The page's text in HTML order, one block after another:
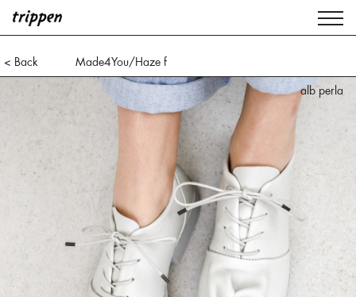
< Back
Made4You/Haze f
alb black